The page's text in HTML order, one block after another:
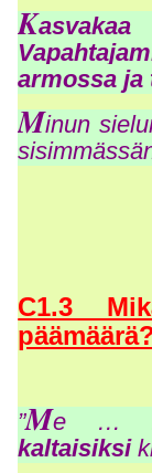
K
armossa ja
Minun
C1.3
”Me …
kaltaisiksi